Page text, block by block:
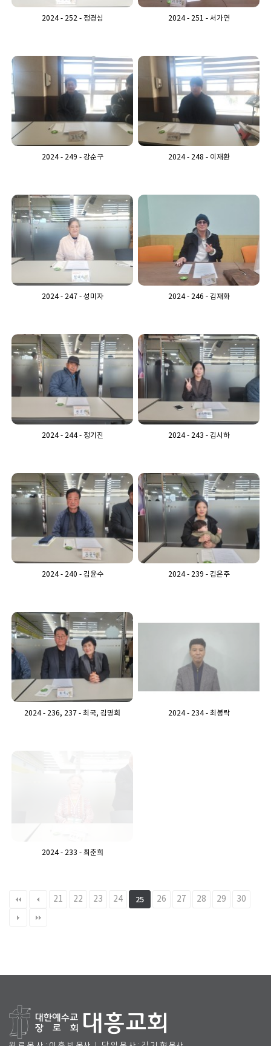
2024 - 252 - 정경심 2024 - 251 - 서가연
2024 - 249 - 강순구 2024 - 248 - 이재환
2024 - 247 - 성미자 2024 - 246 - 김재화
2024 - 244 - 정기진 2024 - 243 - 김시하
2024 - 240 - 김윤수 2024 - 239 - 김은주
2024 - 236, 237 - 최국, 김명희 2024 - 234 - 최봉락
2024 - 233 - 최춘희
21 22 23 24 25 26 27 28 29 30